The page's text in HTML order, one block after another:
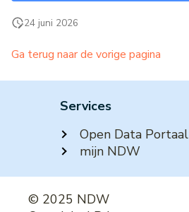
24 juni 2026
Ga terug naar de vorige pagina
Services
Open Data Portaal
mijn NDW
© 2025 NDW